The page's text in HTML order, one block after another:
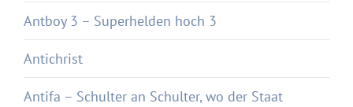
Antboy 3 – Superhelden hoch 3
Antichrist
Antifa – Schulter an Schulter, wo der Staat